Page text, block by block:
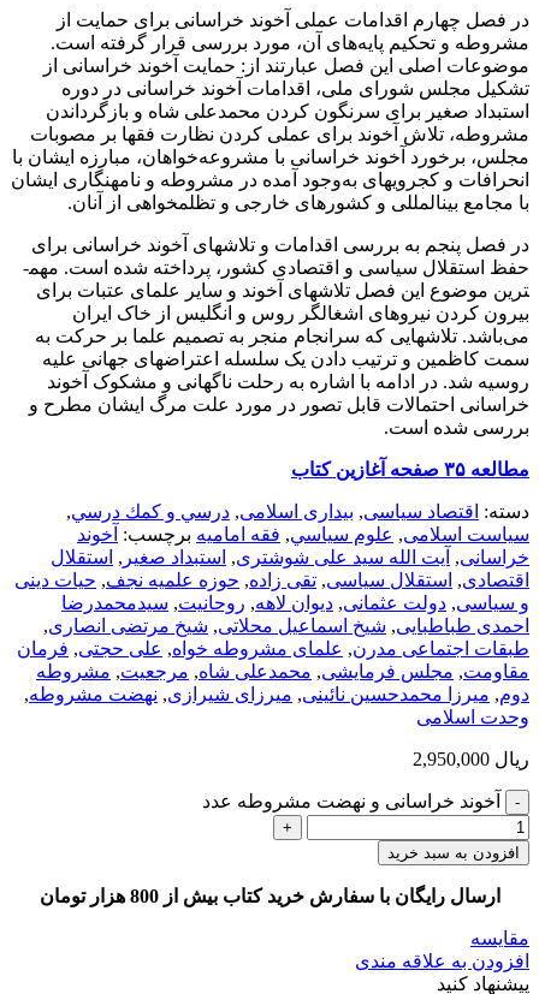
در فصل چهارم اقدامات عملی آخوند خراسانی برای حمایت از
مشروطه و تحکیم پایه‌های آن، مورد بررسی قرار گرفته است.
موضوعات اصلی این فصل عبارتند از: حمایت آخوند خراسانی از
تشکیل مجلس شورای ملی، اقدامات آخوند خراسانی در دوره
استبداد صغیر برای سرنگون کردن محمدعلی شاه و بازگرداندن
مشروطه، تلاش آخوند برای عملی کردن نظارت فقها بر مصوبات
مجلس، برخورد آخوند خراسانی با مشروعه‌خواهان، مبارزه ایشان با
انحرافات و کجروی­های به‌وجود آمده در مشروطه و نامه­نگاری ایشان
با مجامع بین­المللی و کشورهای خارجی و تظلم­خواهی از آنان.
در فصل پنجم به بررسی اقدامات و تلاش­های آخوند خراسانی برای‌
حفظ استقلال سیاسی و اقتصادی کشور، پرداخته شده است. مهم­
ترین موضوع این فصل تلاش­های آخوند و سایر علمای عتبات برای
بیرون کردن نیروهای اشغالگر روس و انگلیس از خاک ایران
می‌باشد. تلاش­هایی که سرانجام منجر به تصمیم علما بر حرکت به
سمت کاظمین و ترتیب دادن یک سلسله اعتراض­های جهانی علیه
روسیه شد. در ادامه با اشاره به رحلت ناگهانی و مشکوک آخوند
خراسانی احتمالات قابل تصور در مورد علت مرگ ایشان مطرح و
بررسی شده است.
مطالعه ۳۵ صفحه آغازین کتاب
دسته: اقتصاد سیاسی, بیداری اسلامی, درسي و كمك درسي,
سیاست اسلامی, علوم سياسي, فقه امامیه برچسب: آخوند
خراسانی, آیت الله سید علی شوشتری, استبداد صغیر , استقلال
اقتصادی, استقلال سیاسی, تقی زاده, حوزه علمیه نجف, حیات دینی
و سیاسی, دولت عثمانی, دیوان لاهه, روحانیت, سیدمحمدرضا
احمدی طباطبایی, شیخ اسماعیل محلاتی, شیخ مرتضی انصاری,
طبقات اجتماعی مدرن, علمای مشروطه خواه, علی حجتی, فرمان
مقاومت, مجلس فرمایشی, محمدعلی شاه, مرجعیت, مشروطه
دوم, میرزا محمدحسین نائینی, میرزای شیرازی, نهضت مشروطه,
وحدت اسلامی
ریال
آخوند خراسانی و نهضت مشروطه عدد
افزودن به سبد خرید
ارسال رایگان با سفارش خرید کتاب بیش از 800 هزار تومان
مقایسه
افزودن به علاقه مندی
پیشنهاد کنید